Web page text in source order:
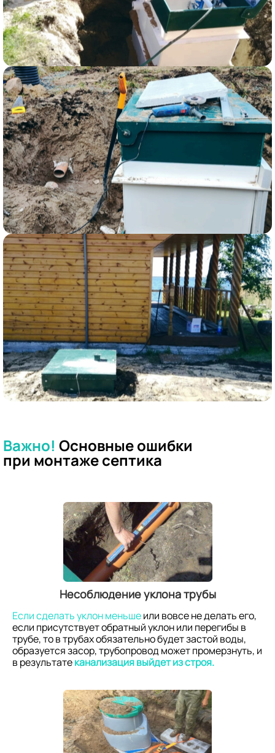
Важно! Основные ошибки
при монтаже септика
Несоблюдение уклона трубы
Если сделать уклон меньшеили вовсе не делать его,
если присутствует обратный уклон или перегибы в
трубе, то в трубах обязательно будет застой воды,
образуется засор, трубопровод может промерзнуть, и
в результатеканализация выйдет из строя.